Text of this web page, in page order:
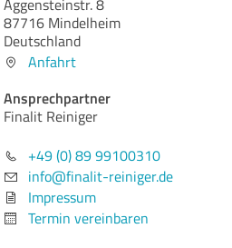
Aggensteinstr. 8
87716 Mindelheim
Deutschland
Anfahrt
Ansprechpartner
Finalit Reiniger
+49 (0) 89 99100310
info@finalit-reiniger.de
Impressum
Termin vereinbaren